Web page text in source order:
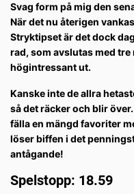
Svag form på mig den
När det nu återigen
Stryktipset är det dock
rad, som avslutas med
högintressant ut.
Kanske inte de allra
så det räcker och blir
fälla en mängd favoriter
löser biffen i det
antågande!
Spelstopp: 18.59